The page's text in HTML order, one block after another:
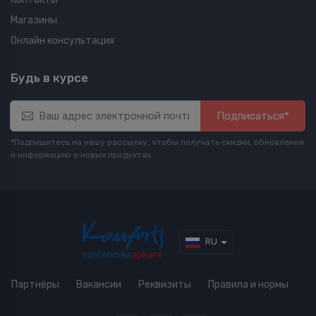
Магазины
Онлайн консультация
Будь в курсе
Подписаться*
*Подпишитесь на нашу рассылку, чтобы получать скидки, обновления
и информацию о новых продуктах
RU
Партнёры Вакансии Реквизиты Правила и нормы